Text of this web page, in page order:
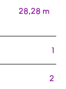
28,28 m²
1
2